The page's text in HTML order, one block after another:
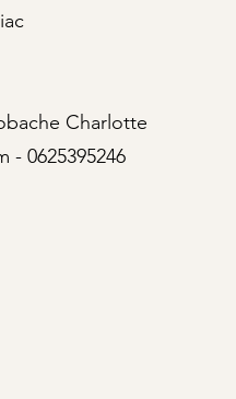
Charlotte
- 0625395246